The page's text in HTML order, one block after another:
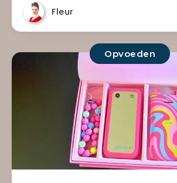
Fleur
Opvoeden